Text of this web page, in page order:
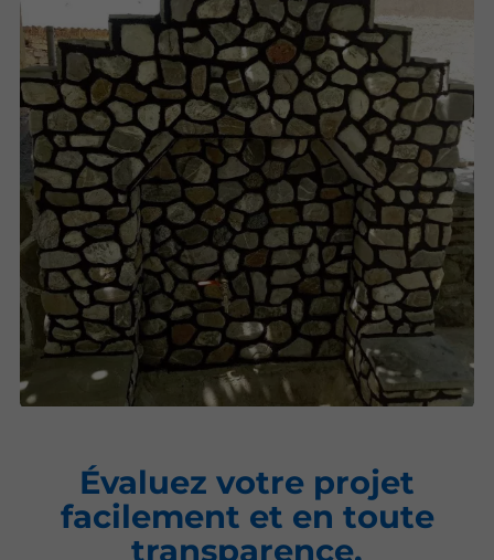
Évaluez votre projet
facilement et en toute
transparence.